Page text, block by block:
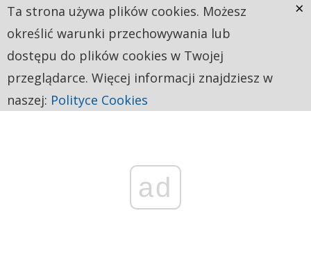
ad
Ta strona używa plików cookies. Możesz
określić warunki przechowywania lub
dostępu do plików cookies w Twojej
przeglądarce. Więcej informacji znajdziesz w
naszej: Polityce Cookies
×